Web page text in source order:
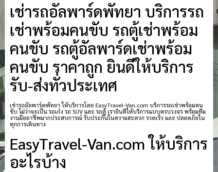
เช่ารถอัลพาร์ดพัทยา บริการรถ
เช่าพร้อมคนขับ รถตู้เช่าพร้อม
คนขับ รถตู้อัลพาร์ดเช่าพร้อม
คนขับ ราคาถูก ยินดีให้บริการ
รับ-ส่งทั่วประเทศ
เช่ารถอัลพาร์ดพัทยา ให้บริการโดย EasyTravel-Van.com บริการรถเช่าพร้อมคน
ขับ ไม่ว่าจะเป็น รถเก๋ง รถ SUV และ รถตู้ เรายินดีให้บริการแบบครบวงจร พร้อมทีม
งานมืออาชีพมากประสบการณ์ รับประกันในความสะดวก รวดเร็ว และ ปลอดภัยใน
ทุกการเดินทาง
EasyTravel-Van.com ให้บริการ
อะไรบ้าง